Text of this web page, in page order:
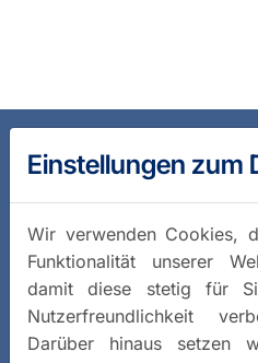
Einstellungen zum
Wir verwenden Cookies,
Funktionalität unserer
damit diese stetig für
Nutzerfreundlichkeit
Darüber hinaus setzen